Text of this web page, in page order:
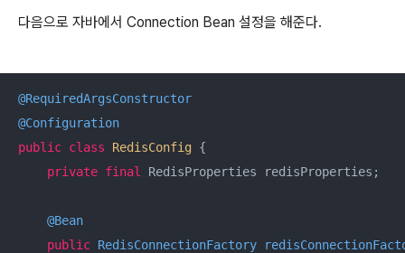
다음으로 자바에서 Connection Bean 설정을 해준다.
@RequiredArgsConstructor
@Configuration
public class RedisConfig {
private final RedisProperties redisProperties;
@Bean
public RedisConnectionFactory